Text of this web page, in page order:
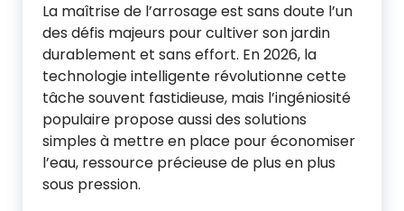
La maîtrise de l’arrosage est sans doute l’un
des défis majeurs pour cultiver son jardin
durablement et sans effort. En 2026, la
technologie intelligente révolutionne cette
tâche souvent fastidieuse, mais l’ingéniosité
populaire propose aussi des solutions
simples à mettre en place pour économiser
l’eau, ressource précieuse de plus en plus
sous pression.